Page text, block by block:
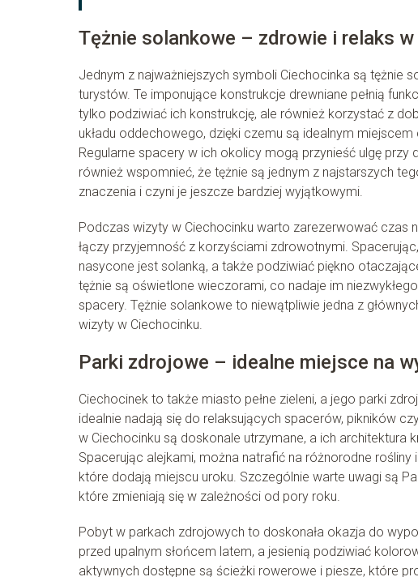
Tężnie solankowe – zdrowie i relaks
Jednym z najważniejszych symboli Ciechocinka są tężnie
turystów. Te imponujące konstrukcje drewniane pełnią
tylko podziwiać ich konstrukcję, ale również korzystać z
układu oddechowego, dzięki czemu są idealnym
Regularne spacery w ich okolicy mogą przynieść ulgę
również wspomnieć, że tężnie są jednym z najstarszych
znaczenia i czyni je jeszcze bardziej wyjątkowymi.
Podczas wizyty w Ciechocinku warto zarezerwować czas
łączy przyjemność z korzyściami zdrowotnymi.
nasycone jest solanką, a także podziwiać piękno
tężnie są oświetlone wieczorami, co nadaje im
spacery. Tężnie solankowe to niewątpliwie jedna z
wizyty w Ciechocinku.
Parki zdrojowe – idealne miejsce na
Ciechocinek to także miasto pełne zieleni, a jego parki
idealnie nadają się do relaksujących spacerów, pikników
w Ciechocinku są doskonale utrzymane, a ich
Spacerując alejkami, można natrafić na różnorodne
które dodają miejscu uroku. Szczególnie warte uwagi są
które zmieniają się w zależności od pory roku.
Pobyt w parkach zdrojowych to doskonała okazja do
przed upalnym słońcem latem, a jesienią podziwiać
aktywnych dostępne są ścieżki rowerowe i piesze, które